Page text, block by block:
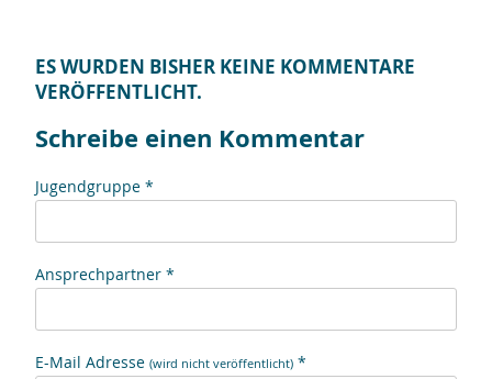
ES WURDEN BISHER KEINE KOMMENTARE
VERÖFFENTLICHT.
Schreibe einen Kommentar
Jugendgruppe *
Ansprechpartner *
E-Mail Adresse (wird nicht veröffentlicht) *